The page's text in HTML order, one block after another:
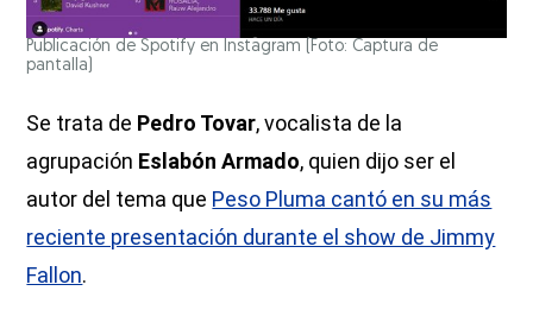
Publicación de Spotify en Instagram (Foto: Captura de
pantalla)
Se trata de Pedro Tovar, vocalista de la
agrupación Eslabón Armado, quien dijo ser el
autor del tema que Peso Pluma cantó en su más
reciente presentación durante el show de Jimmy
Fallon.